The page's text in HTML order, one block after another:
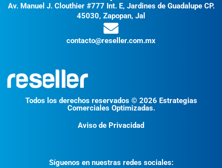
Av. Manuel J. Clouthier #777 Int. E, Jardines de Guadalupe CP.
45030, Zapopan, Jal
contacto@reseller.com.mx
Todos los derechos reservados © 2026 Estrategias
Comerciales Optimizadas.
Aviso de Privacidad
Síguenos en nuestras redes sociales: